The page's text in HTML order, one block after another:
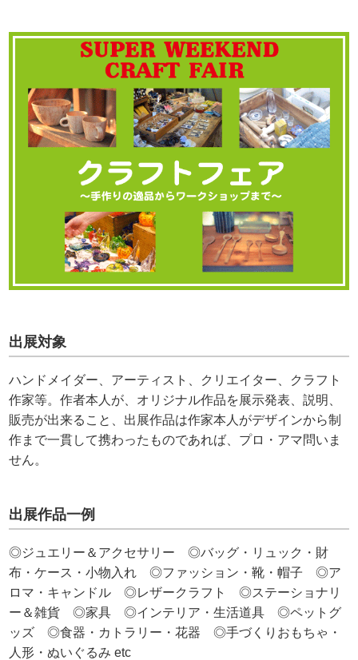
出展対象
ハンドメイダー、アーティスト、クリエイター、クラフト
作家等。作者本人が、オリジナル作品を展示発表、説明、
販売が出来ること、出展作品は作家本人がデザインから制
作まで一貫して携わったものであれば、プロ・アマ問いま
せん。
出展作品一例
◎ジュエリー＆アクセサリー ◎バッグ・リュック・財
布・ケース・小物入れ ◎ファッション・靴・帽子 ◎ア
ロマ・キャンドル ◎レザークラフト ◎ステーショナリ
ー＆雑貨 ◎家具 ◎インテリア・生活道具 ◎ペットグ
ッズ ◎食器・カトラリー・花器 ◎手づくりおもちゃ・
人形・ぬいぐるみ etc